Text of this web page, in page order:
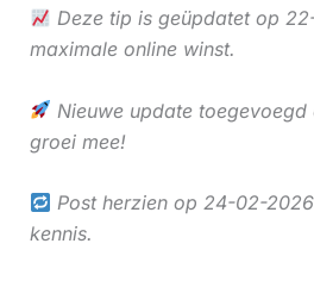
Deze tip is geüpdatet op
maximale online winst.
Nieuwe update
groei mee!
Post herzien op 24-02-
kennis.